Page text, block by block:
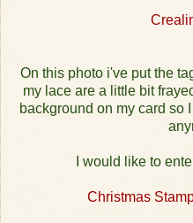
On this photo i've put the
my lace are a little bit
background on my card so
I would like to
Christmas